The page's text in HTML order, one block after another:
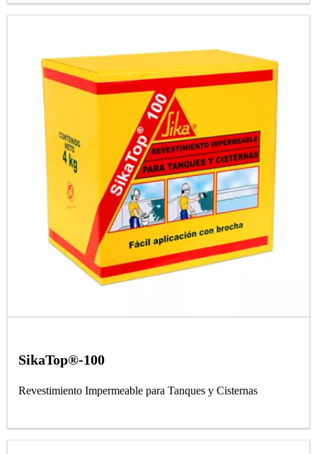
SikaTop®-100
Revestimiento Impermeable para Tanques y Cisternas